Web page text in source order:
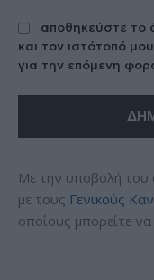
αποθηκεύστε το
και τον ιστότοπό
για την επόμενη
Με την υποβολή του
με τους Γενικούς
οποίους μπορείτε